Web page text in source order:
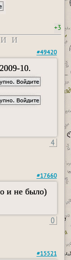
+3
#49420
10.
4
#17660
и не было)
0
#15521